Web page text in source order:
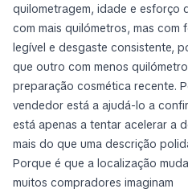
quilometragem, idade e esforço
com mais quilómetros, mas
legível e desgaste consistente,
que outro com menos
preparação cosmética recente.
vendedor está a ajudá-lo a
está apenas a tentar acelerar a
mais do que uma descrição
Porque é que a localização
muitos compradores imaginam